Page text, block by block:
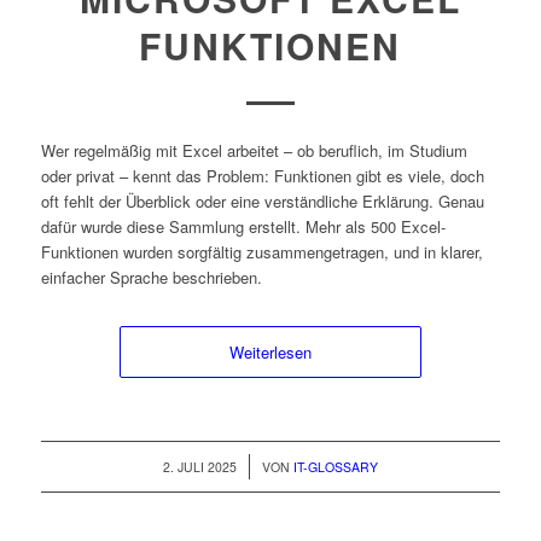
FUNKTIONEN
Wer regelmäßig mit Excel arbeitet – ob beruflich, im Studium
oder privat – kennt das Problem: Funktionen gibt es viele, doch
oft fehlt der Überblick oder eine verständliche Erklärung. Genau
dafür wurde diese Sammlung erstellt. Mehr als 500 Excel-
Funktionen wurden sorgfältig zusammengetragen, und in klarer,
einfacher Sprache beschrieben.
Weiterlesen
2. JULI 2025 VON IT-GLOSSARY